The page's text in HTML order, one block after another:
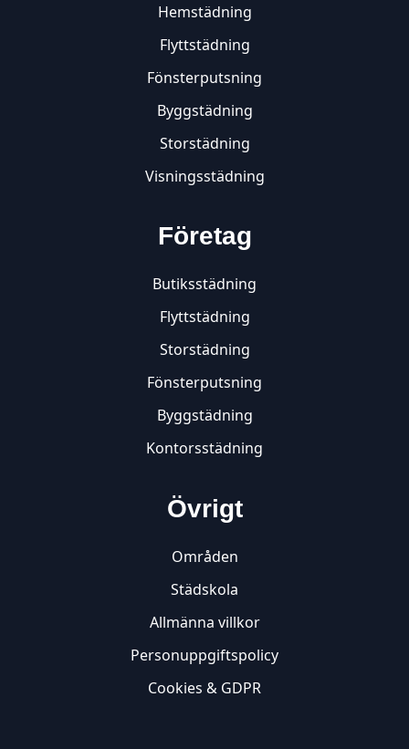
Hemstädning
Flyttstädning
Fönsterputsning
Byggstädning
Storstädning
Visningsstädning
Företag
Butiksstädning
Flyttstädning
Storstädning
Fönsterputsning
Byggstädning
Kontorsstädning
Övrigt
Områden
Städskola
Allmänna villkor
Personuppgiftspolicy
Cookies & GDPR